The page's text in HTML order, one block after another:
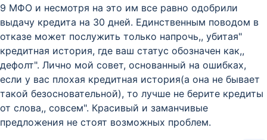
9 МФО и несмотря на это им все равно одобрили
выдачу кредита на 30 дней. Единственным поводом в
отказе может послужить только напрочь,, убитая"
кредитная история, где ваш статус обозначен как,,
дефолт". Лично мой совет, основанный на ошибках,
если у вас плохая кредитная история(а она не бывает
такой безосновательной), то лучше не берите кредиты
от слова,, совсем". Красивый и заманчивые
предложения не стоят возможных проблем.